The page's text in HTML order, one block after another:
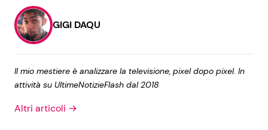
GIGI DAQU
Il mio mestiere è analizzare la televisione, pixel dopo pixel. In
attività su UltimeNotizieFlash dal 2018
Altri articoli →